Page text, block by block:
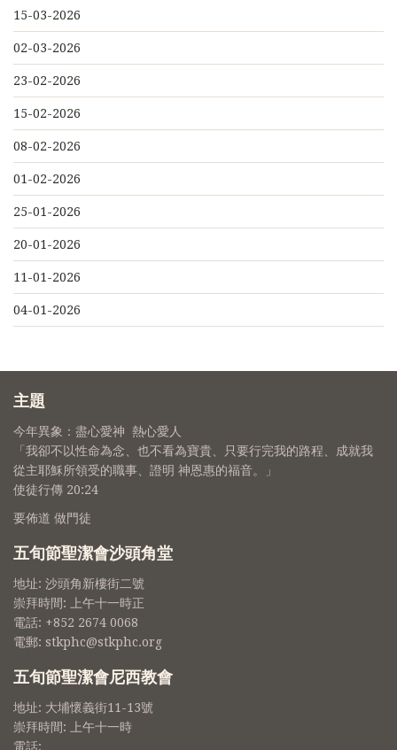
15-03-2026
02-03-2026
23-02-2026
15-02-2026
08-02-2026
01-02-2026
25-01-2026
20-01-2026
11-01-2026
04-01-2026
主題
今年異象：盡心愛神 熱心愛人
「我卻不以性命為念、也不看為寶貴、只要行完我的路程、成就我
從主耶穌所領受的職事、證明 神恩惠的福音。」
使徒行傳 20:24
要佈道 做門徒
五旬節聖潔會沙頭角堂
地址: 沙頭角新樓街二號
崇拜時間: 上午十一時正
電話: +852 2674 0068
電郵: stkphc@stkphc.org
五旬節聖潔會尼西教會
地址: 大埔懷義街11-13號
崇拜時間: 上午十一時
電話: